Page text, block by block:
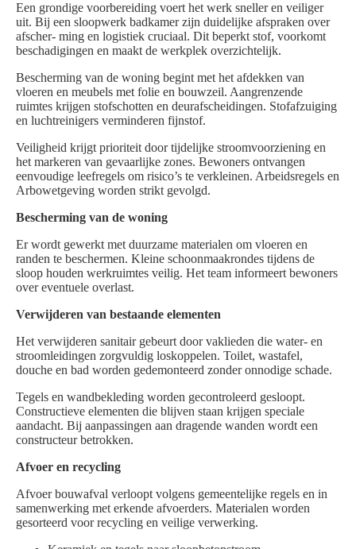
Een grondige voorbereiding voert het werk sneller en veiliger
uit. Bij een sloopwerk badkamer zijn duidelijke afspraken over
afscher- ming en logistiek cruciaal. Dit beperkt stof, voorkomt
beschadigingen en maakt de werkplek overzichtelijk.
Bescherming van de woning begint met het afdekken van
vloeren en meubels met folie en bouwzeil. Aangrenzende
ruimtes krijgen stofschotten en deurafscheidingen. Stofafzuiging
en luchtreinigers verminderen fijnstof.
Veiligheid krijgt prioriteit door tijdelijke stroomvoorziening en
het markeren van gevaarlijke zones. Bewoners ontvangen
eenvoudige leefregels om risico’s te verkleinen. Arbeidsregels en
Arbowetgeving worden strikt gevolgd.
Bescherming van de woning
Er wordt gewerkt met duurzame materialen om vloeren en
randen te beschermen. Kleine schoonmaakrondes tijdens de
sloop houden werkruimtes veilig. Het team informeert bewoners
over eventuele overlast.
Verwijderen van bestaande elementen
Het verwijderen sanitair gebeurt door vaklieden die water- en
stroomleidingen zorgvuldig loskoppelen. Toilet, wastafel,
douche en bad worden gedemonteerd zonder onnodige schade.
Tegels en wandbekleding worden gecontroleerd gesloopt.
Constructieve elementen die blijven staan krijgen speciale
aandacht. Bij aanpassingen aan dragende wanden wordt een
constructeur betrokken.
Afvoer en recycling
Afvoer bouwafval verloopt volgens gemeentelijke regels en in
samenwerking met erkende afvoerders. Materialen worden
gesorteerd voor recycling en veilige verwerking.